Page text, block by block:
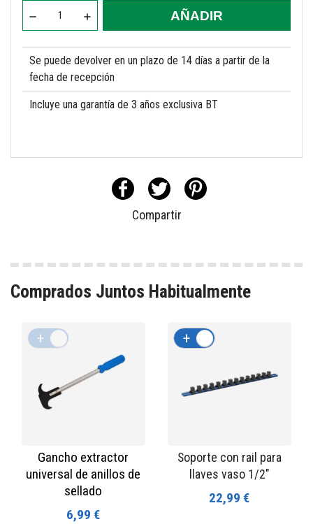
AÑADIR
Se puede devolver en un plazo de 14 días a partir de la
fecha de recepción
Incluye una garantía de 3 años exclusiva BT
Compartir
Comprados Juntos Habitualmente
Gancho extractor
universal de anillos de
sellado
6,99 €
+
Soporte con rail para
llaves vaso 1/2"
22,99 €
+